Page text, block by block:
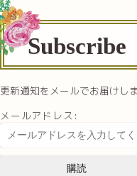
Subscribe
更新通知をメールでお届けし
メールアドレス: